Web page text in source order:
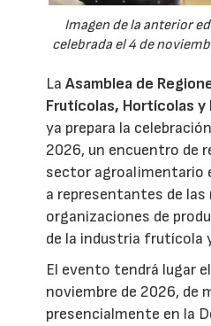
Imagen de la anterior
celebrada el 4 de
LaAsamblea de
Frutícolas, Hortícolas y
ya prepara la
2026, un encuentro de
sector agroalimentario
a representantes de las
organizaciones de
de la industria frutícola
El evento tendrá lugar
noviembre de 2026, de
presencialmente en la